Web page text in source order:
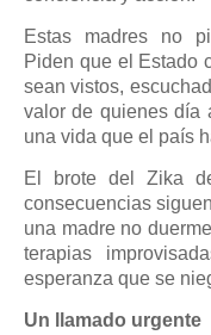
Estas madres no
Piden que el Estado
sean vistos,
valor de quienes día
una vida que el país
El brote del Zika
consecuencias
una madre no
terapias
esperanza que se
Un llamado urgente